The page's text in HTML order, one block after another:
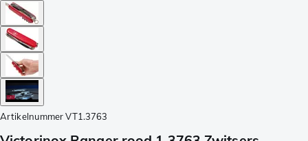
Artikelnummer VT1.3763